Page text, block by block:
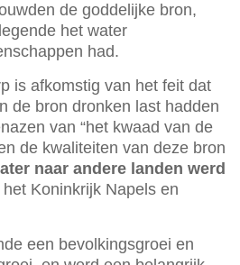
de goddelijke bron,
het water
had.
is afkomstig van het feit dat
de bron dronken last hadden
van “het kwaad van de
de kwaliteiten van deze bron
naar andere landen werd
het Koninkrijk Napels en
een bevolkingsgroei en